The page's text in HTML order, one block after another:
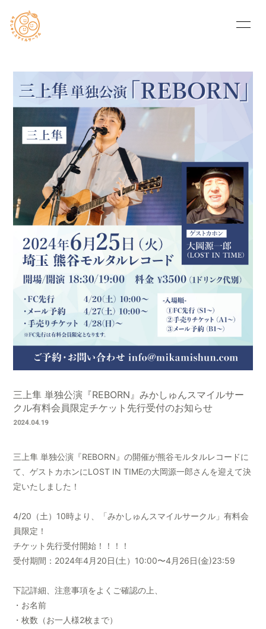
PROFILE
BLOG
MOVIE
Q&A
RADIO
PHOTO
OFFICIAL WEB
会員登録 ログイン
三上隼 単独公演『REBORN』みかしゅんスマイルサー
クル有料会員限定チケット先行受付のお知らせ
2024.04.19
三上隼 単独公演『REBORN』の開催が熊谷モルタルレコードに
て、ゲストカホンにLOST IN TIMEの大岡源一郎さんを迎えて決
定いたしました！
4/20（土）10時より、「みかしゅんスマイルサークル」有料会
員限定！
チケット先行受付開始！！！！
受付期間：2024年4月20日(土）10:00〜4月26日(金)23:59
下記詳細、注意事項をよくご確認の上、
・お名前
・枚数（お一人様2枚まで）